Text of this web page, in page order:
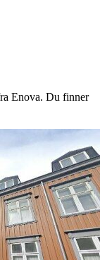
Enova. Du finner